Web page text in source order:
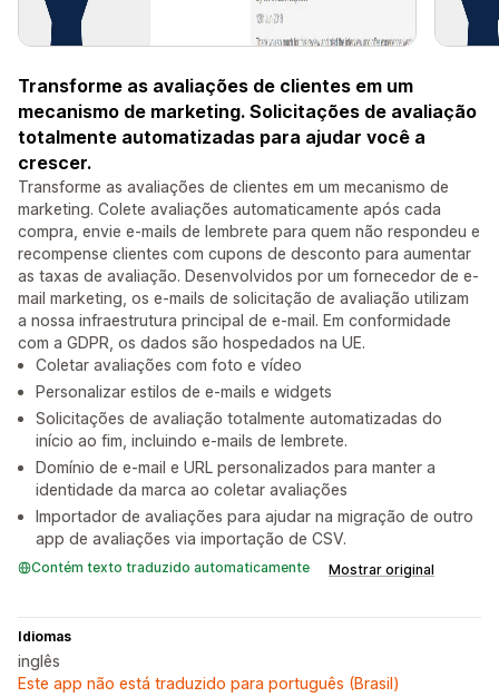
Transforme as avaliações de clientes em um
mecanismo de marketing. Solicitações de avaliação
totalmente automatizadas para ajudar você a
crescer.
Transforme as avaliações de clientes em um mecanismo de
marketing. Colete avaliações automaticamente após cada
compra, envie e-mails de lembrete para quem não respondeu e
recompense clientes com cupons de desconto para aumentar
as taxas de avaliação. Desenvolvidos por um fornecedor de e-
mail marketing, os e-mails de solicitação de avaliação utilizam
a nossa infraestrutura principal de e-mail. Em conformidade
com a GDPR, os dados são hospedados na UE.
Coletar avaliações com foto e vídeo
Personalizar estilos de e-mails e widgets
Solicitações de avaliação totalmente automatizadas do
início ao fim, incluindo e-mails de lembrete.
Domínio de e-mail e URL personalizados para manter a
identidade da marca ao coletar avaliações
Importador de avaliações para ajudar na migração de outro
app de avaliações via importação de CSV.
Contém texto traduzido automaticamente Mostrar original
Idiomas
inglês
Este app não está traduzido para português (Brasil)